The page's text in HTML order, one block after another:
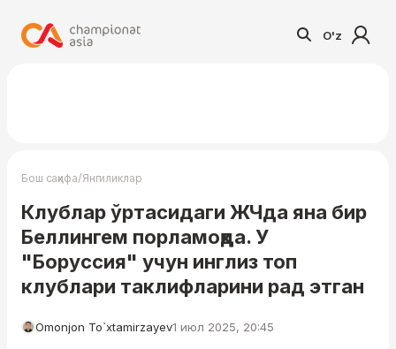
O'z
Бош саҳифа/Янгиликлар
Клублар ўртасидаги ЖЧда яна бир
Беллингем порламоқда. У
"Боруссия" учун инглиз топ
клублари таклифларини рад этган
Omonjon To`xtamirzayev1 июл 2025, 20:45